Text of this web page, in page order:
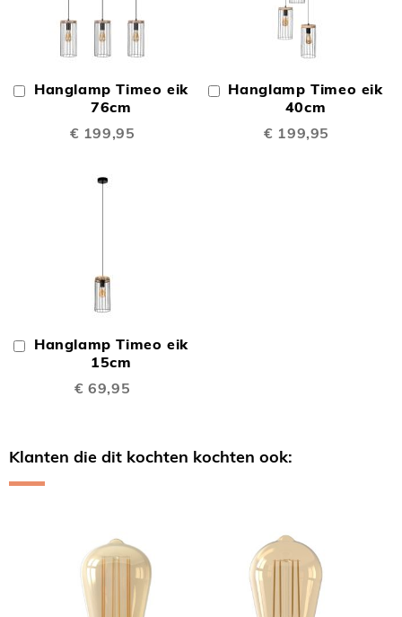
Hanglamp Timeo eik
76cm
€ 199,95
In
Winkelwagen
Hanglamp Timeo eik
40cm
€ 199,95
In
Winkelwagen
Hanglamp Timeo eik
15cm
€ 69,95
In
Winkelwagen
Klanten die dit kochten kochten ook: